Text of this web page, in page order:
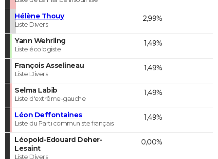
Hélène Thouy
Liste Divers
2,99%
Yann Wehrling
Liste écologiste
1,49%
François Asselineau
Liste Divers
1,49%
Selma Labib
Liste d'extrême-gauche
1,49%
Léon Deffontaines
Liste du Parti communiste français
1,49%
Léopold-Edouard Deher-
Lesaint
Liste Divers
0,00%